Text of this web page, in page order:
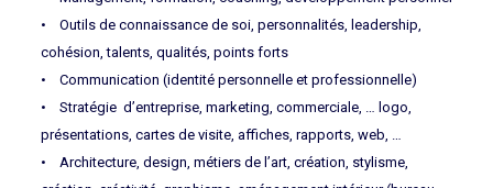
• Outils de connaissance de soi, personnalités, leadership,
cohésion, talents, qualités, points forts
• Communication (identité personnelle et professionnelle)
• Stratégie d’entreprise, marketing, commerciale, … logo,
présentations, cartes de visite, affiches, rapports, web, …
• Architecture, design, métiers de l’art, création, stylisme,